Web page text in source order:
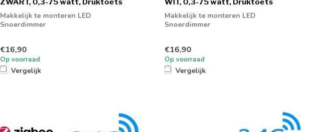
Makkelijk te monteren LED
Snoerdimmer
€16,90
Op voorraad
Vergelijk
Makkelijk te monteren LED
Snoerdimmer
€16,90
Op voorraad
Vergelijk